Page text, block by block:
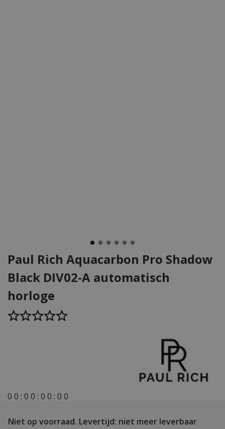
Paul Rich Aquacarbon Pro Shadow
Black DIV02-A automatisch
horloge
0 0 : 0 0 : 0 0 : 0 0
Niet op voorraad. Levertijd: niet meer leverbaar